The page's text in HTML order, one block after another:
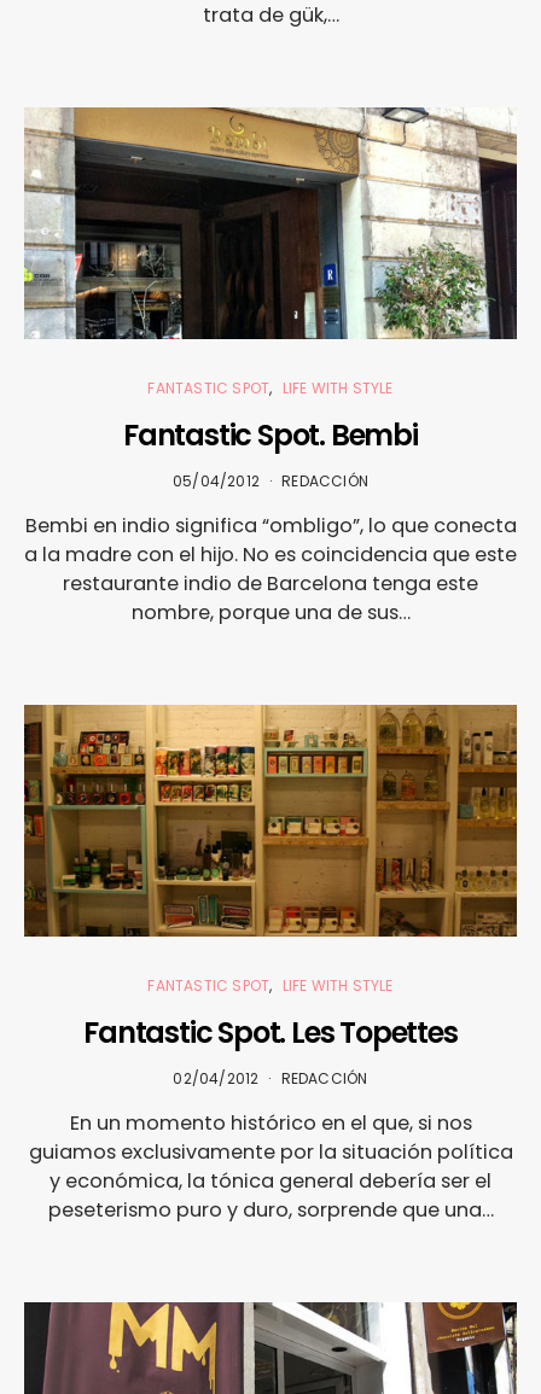
trata de gük,…
FANTASTIC SPOT LIFE WITH STYLE
Fantastic Spot. Bembi
05/04/2012 REDACCIÓN
Bembi en indio significa “ombligo”, lo que conecta
a la madre con el hijo. No es coincidencia que este
restaurante indio de Barcelona tenga este
nombre, porque una de sus…
FANTASTIC SPOT LIFE WITH STYLE
Fantastic Spot. Les Topettes
02/04/2012 REDACCIÓN
En un momento histórico en el que, si nos
guiamos exclusivamente por la situación política
y económica, la tónica general debería ser el
peseterismo puro y duro, sorprende que una…